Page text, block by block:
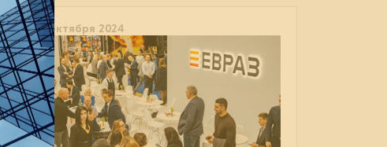
29 октября 2024